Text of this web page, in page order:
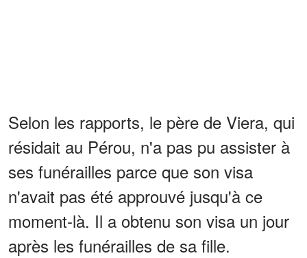
Selon les rapports, le père de Viera, qui
résidait au Pérou, n'a pas pu assister à
ses funérailles parce que son visa
n'avait pas été approuvé jusqu'à ce
moment-là. Il a obtenu son visa un jour
après les funérailles de sa fille.